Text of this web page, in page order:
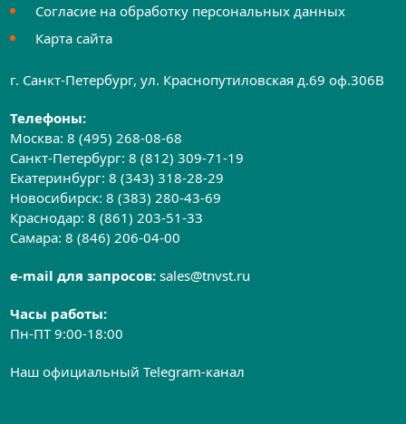
Согласие на обработку персональных данных
Карта сайта
г. Санкт-Петербург, ул. Краснопутиловская д.69 оф.306B
Телефоны:
Москва:8 (495) 268-08-68
Санкт-Петербург:8 (812) 309-71-19
Екатеринбург:8 (343) 318-28-29
Новосибирск:8 (383) 280-43-69
Краснодар:8 (861) 203-51-33
Самара:8 (846) 206-04-00
e-mail для запросов:sales@tnvst.ru
Часы работы:
Пн-ПТ 9:00-18:00
Наш официальный Telegram-канал